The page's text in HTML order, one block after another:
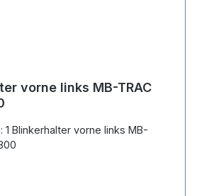
vorne links MB-TRAC
1 Blinkerhalter vorne links MB-